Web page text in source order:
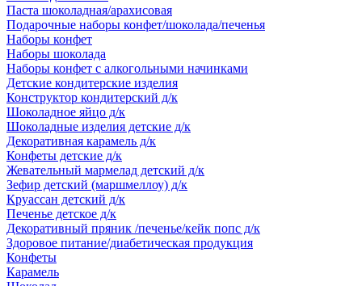
Паста шоколадная/арахисовая
Подарочные наборы конфет/шоколада/печенья
Наборы конфет
Наборы шоколада
Наборы конфет с алкогольными начинками
Детские кондитерские изделия
Конструктор кондитерский д/к
Шоколадное яйцо д/к
Шоколадные изделия детские д/к
Декоративная карамель д/к
Конфеты детские д/к
Жевательный мармелад детский д/к
Зефир детский (маршмеллоу) д/к
Круассан детский д/к
Печенье детское д/к
Декоративный пряник /печенье/кейк попс д/к
Здоровое питание/диабетическая продукция
Конфеты
Карамель